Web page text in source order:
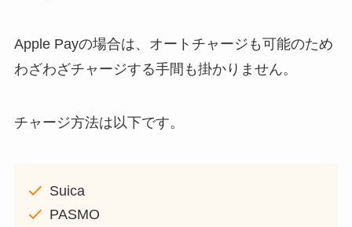
Apple Payの場合は、オートチャージも可能のため
わざわざチャージする手間も掛かりません。
チャージ方法は以下です。
Suica
PASMO